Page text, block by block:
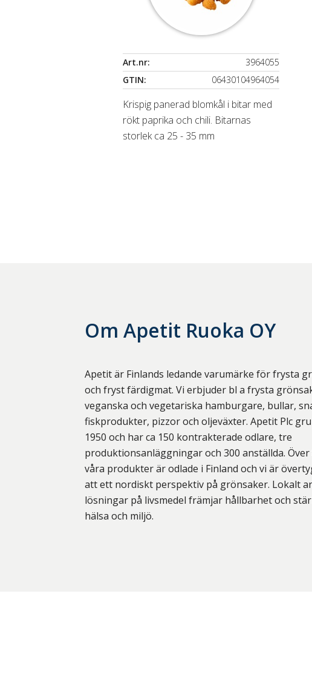
Art.nr:
3964055
GTIN:
06430104964054
Krispig panerad blomkål i bitar med
rökt paprika och chili. Bitarnas
storlek ca 25 - 35 mm
Om Apetit Ruoka OY
Apetit är Finlands ledande varumärke för frysta
och fryst färdigmat. Vi erbjuder bl a frysta
veganska och vegetariska hamburgare, bullar,
fiskprodukter, pizzor och oljeväxter. Apetit Plc
1950 och har ca 150 kontrakterade odlare, tre
produktionsanläggningar och 300 anställda. Över
våra produkter är odlade i Finland och vi är
att ett nordiskt perspektiv på grönsaker. Lokalt
lösningar på livsmedel främjar hållbarhet och
hälsa och miljö.